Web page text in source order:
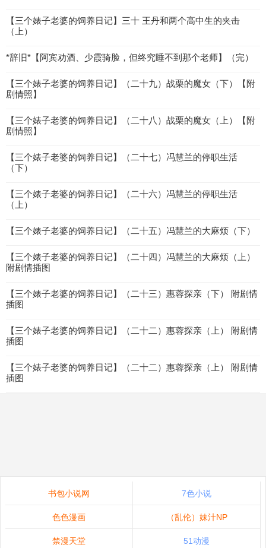
【三个婊子老婆的饲养日记】三十 王丹和两个高中生的夹击
（上）
*辞旧*【阿宾劝酒、少霞骑脸，但终究睡不到那个老师】（完）
【三个婊子老婆的饲养日记】（二十九）战栗的魔女（下）【附
剧情照】
【三个婊子老婆的饲养日记】（二十八）战栗的魔女（上）【附
剧情照】
【三个婊子老婆的饲养日记】（二十七）冯慧兰的停职生活
（下）
【三个婊子老婆的饲养日记】（二十六）冯慧兰的停职生活
（上）
【三个婊子老婆的饲养日记】（二十五）冯慧兰的大麻烦（下）
【三个婊子老婆的饲养日记】（二十四）冯慧兰的大麻烦（上）
附剧情插图
【三个婊子老婆的饲养日记】（二十三）惠蓉探亲（下） 附剧情
插图
【三个婊子老婆的饲养日记】（二十二）惠蓉探亲（上） 附剧情
插图
【三个婊子老婆的饲养日记】（二十二）惠蓉探亲（上） 附剧情
插图
书包小说网 7色小说
色色漫画 （乱伦）妹汁NP
禁漫天堂 51动漫